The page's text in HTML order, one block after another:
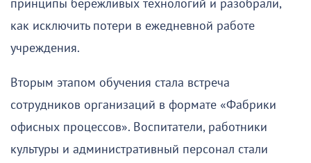
принципы бережливых технологий и разобрали,
как исключить потери в ежедневной работе
учреждения.
Вторым этапом обучения стала встреча
сотрудников организаций в формате «Фабрики
офисных процессов». Воспитатели, работники
культуры и административный персонал стали